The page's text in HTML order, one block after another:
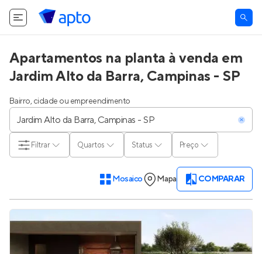
Apartamentos na planta à venda em
Jardim Alto da Barra, Campinas - SP
Bairro, cidade ou empreendimento
Quartos Status Preço
Filtrar
Mosaico Mapa COMPARAR